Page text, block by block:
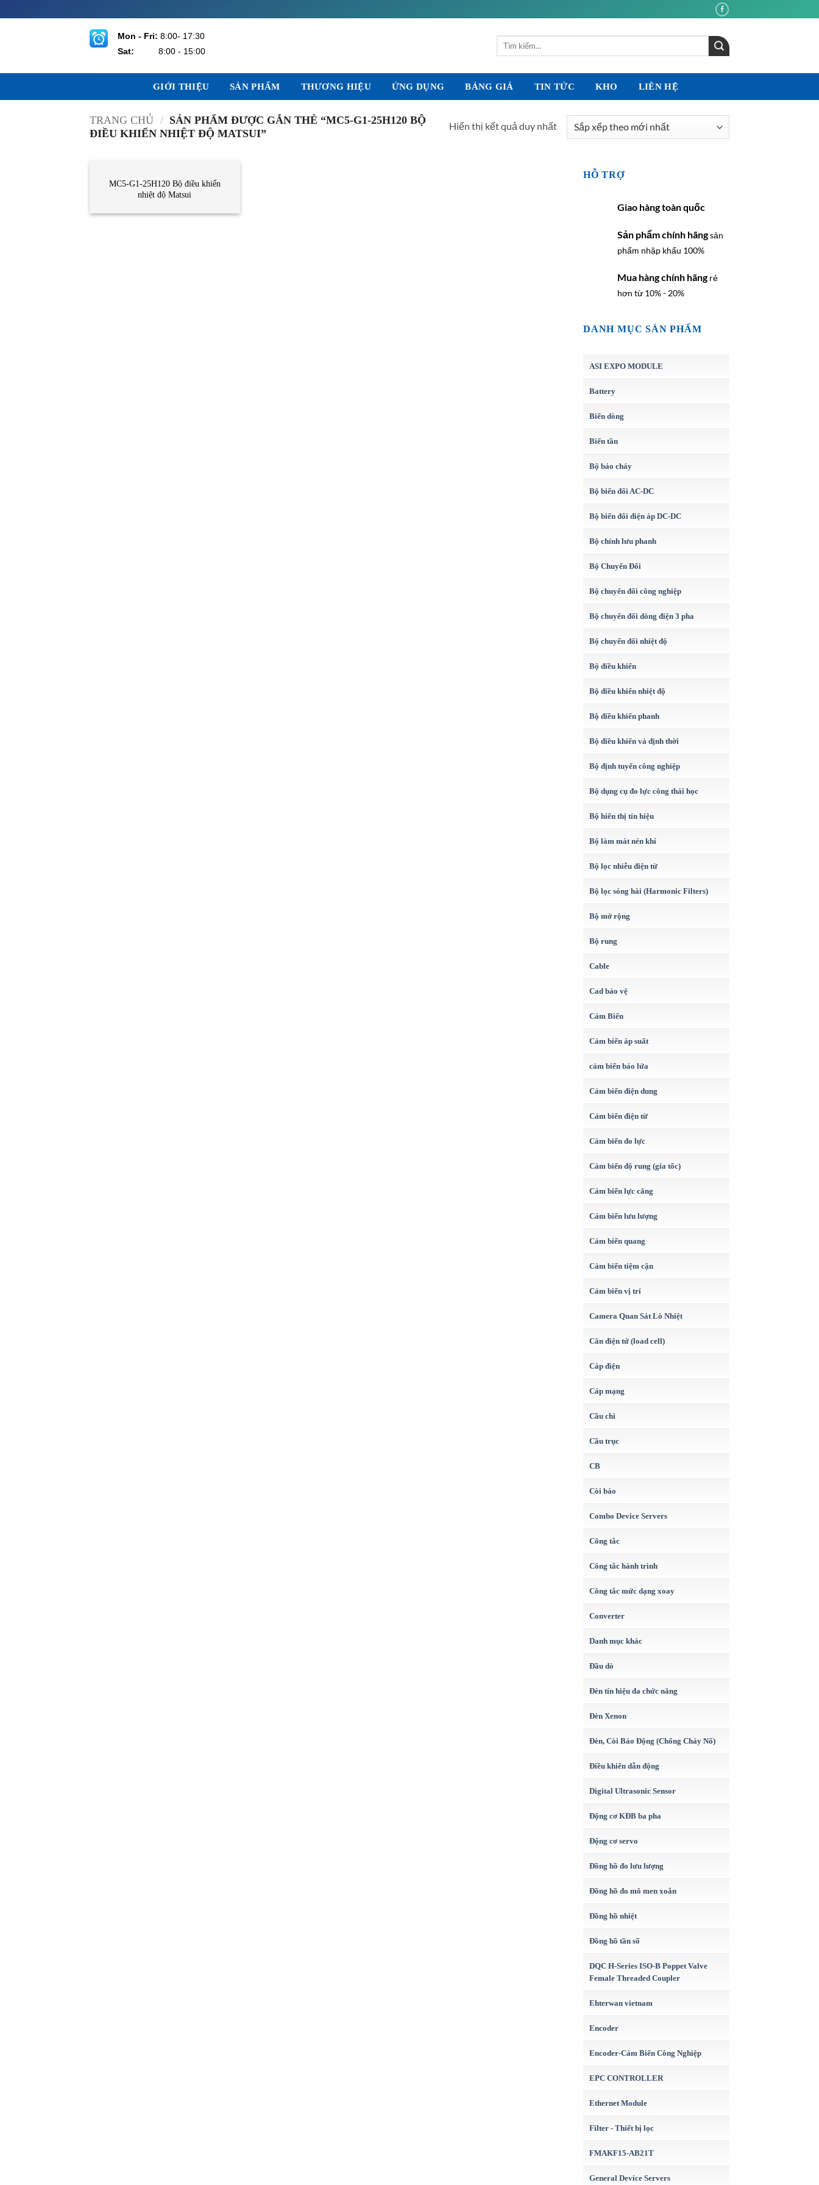
qua
Mon - Fri: 8:00- 17:30
Sat:
8:00 - 15:00
Tìm
GIỚI THIỆU SẢN PHẨM THƯƠNG HIỆU ỨNG DỤNG BẢNG GIÁ TIN TỨC KHO LIÊN HỆ
TRANG CHỦ / SẢN PHẨM ĐƯỢC GẮN THẺ “MC5-G1-25H120 BỘ
ĐIỀU KHIỂN NHIỆT ĐỘ MATSUI”
Hiển thị kết quả duy nhất
MC5-G1-25H120 Bộ điều khiển
nhiệt độ Matsui
HỖ TRỢ
Giao hàng toàn quốc
Sản phẩm chính hãngsản
phẩm nhập khẩu 100%
Mua hàng chính hãng rẻ
hơn từ 10% - 20%
DANH MỤC SẢN PHẨM
ASI EXPO MODULE
Battery
Biến dòng
Biến tần
Bộ báo cháy
Bộ biến đổi AC-DC
Bộ biến đổi điện áp DC-DC
Bộ chỉnh lưu phanh
Bộ Chuyển Đổi
Bộ chuyển đổi công nghiệp
Bộ chuyển đổi dòng điện 3 pha
Bộ chuyển đổi nhiệt độ
Bộ điều khiển
Bộ điều khiển nhiệt độ
Bộ điều khiển phanh
Bộ điều khiển và định thời
Bộ định tuyến công nghiệp
Bộ dụng cụ đo lực công thái học
Bộ hiển thị tín hiệu
Bộ làm mát nén khí
Bộ lọc nhiễu điện từ
Bộ lọc sóng hài (Harmonic Filters)
Bộ mở rộng
Bộ rung
Cable
Cad bảo vệ
Cảm Biến
Cảm biến áp suất
cảm biến báo lửa
Cảm biến điện dung
Cảm biến điện từ
Cảm biến đo lực
Cảm biến độ rung (gia tốc)
Cảm biến lực căng
Cảm biến lưu lượng
Cảm biến quang
Cảm biến tiệm cận
Cảm biến vị trí
Camera Quan Sát Lò Nhiệt
Cân điện tử (load cell)
Cáp điện
Cáp mạng
Cầu chì
Cầu trục
CB
Còi báo
Combo Device Servers
Công tắc
Công tắc hành trình
Công tắc mức dạng xoay
Converter
Danh mục khác
Đầu dò
Đèn tín hiệu đa chức năng
Đèn Xenon
Đèn, Còi Báo Động (Chống Cháy Nổ)
Điều khiển dẫn động
Digital Ultrasonic Sensor
Động cơ KĐB ba pha
Động cơ servo
Đồng hồ đo lưu lượng
Đồng hồ đo mô men xoắn
Đồng hồ nhiệt
Đồng hồ tần số
DQC H-Series ISO-B Poppet Valve
Female Threaded Coupler
Ehterwan vietnam
Encoder
Encoder-Cảm Biến Công Nghiệp
EPC CONTROLLER
Ethernet Module
Filter - Thiết bị lọc
FMAKF15-AB21T
General Device Servers